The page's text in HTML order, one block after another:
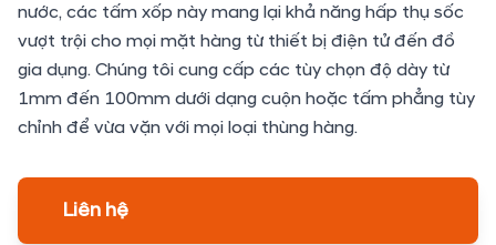
nước, các tấm xốp này mang lại khả năng hấp thụ sốc
vượt trội cho mọi mặt hàng từ thiết bị điện tử đến đồ
gia dụng. Chúng tôi cung cấp các tùy chọn độ dày từ
1mm đến 100mm dưới dạng cuộn hoặc tấm phẳng tùy
chỉnh để vừa vặn với mọi loại thùng hàng.
Liên hệ